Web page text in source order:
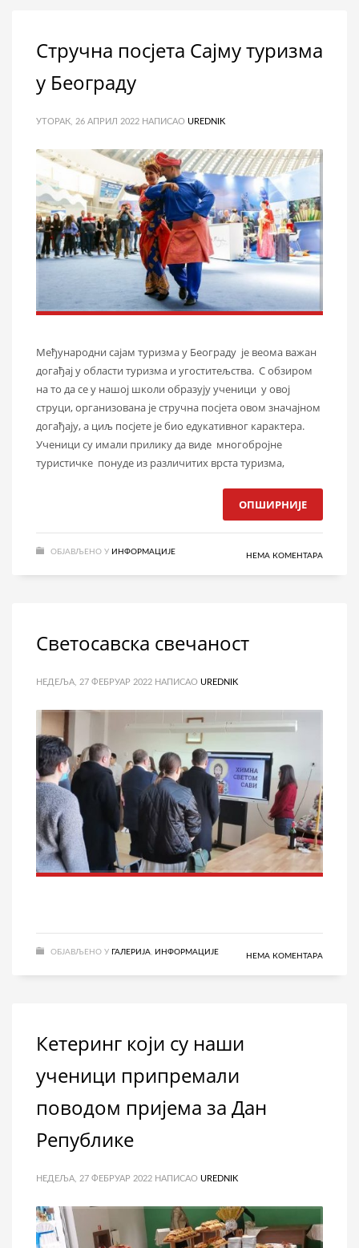
Стручна посјета Сајму туризма
у Београду
УТОРАК, 26 АПРИЛ 2022 НАПИСАО UREDNIK
Међународни сајам туризма у Београду је веома важан
догађај у области туризма и угоститељства. С обзиром
на то да се у нашој школи образују ученици у овој
струци, организована је стручна посјета овом значајном
догађају, а циљ посјете је био едукативног карактера.
Ученици су имали прилику да виде многобројне
туристичкe понудe из различитих врста туризма,
ОПШИРНИЈЕ
ОБЈАВЉЕНО У ИНФОРМАЦИЈЕ НЕМА КОМЕНТАРА
Светосавска свечаност
НЕДЕЉА, 27 ФЕБРУАР 2022 НАПИСАО UREDNIK
ОБЈАВЉЕНО У ГАЛЕРИЈА ИНФОРМАЦИЈЕ НЕМА КОМЕНТАРА
Кетеринг који су наши
ученици припремали
поводом пријема за Дан
Републике
НЕДЕЉА, 27 ФЕБРУАР 2022 НАПИСАО UREDNIK